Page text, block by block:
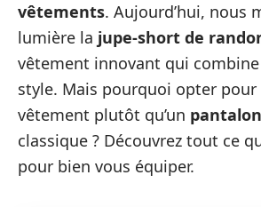
vêtements. Aujourd’hui, nous
lumière la jupe-short de
vêtement innovant qui
style. Mais pourquoi opter pour
vêtement plutôt qu’un pantalon
classique ? Découvrez tout ce
pour bien vous équiper.